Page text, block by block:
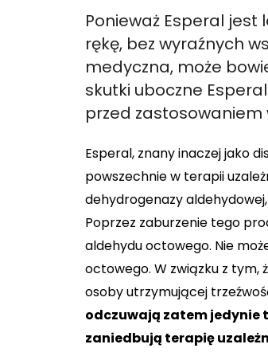
Ponieważ Esperal jest
rękę, bez wyraźnych
medyczna, może
skutki uboczne
przed zastosowaniem
Esperal, znany inaczej jako
powszechnie w terapii
dehydrogenazy
Poprzez zaburzenie tego
aldehydu octowego. Nie
octowego. W związku z tym,
osoby utrzymującej
odczuwają zatem jedynie
zaniedbują terapię